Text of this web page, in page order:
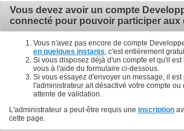
Vous devez avoir un compte
connecté pour pouvoir participer aux
Vous n'avez pas encore de compte
en quelques instants , c'est entièrement
Si vous disposez déjà d'un compte et qu'il
vous à l'aide du formulaire ci-dessous.
Si vous essayez d'envoyer un message, il est
l'administrateur ait désactivé votre compte ou
attente de validation.
L'administrateur a peut-être requis une inscription
cette page.